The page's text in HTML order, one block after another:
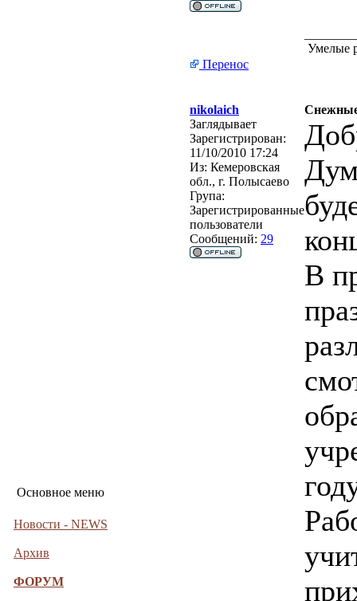
Основное меню
Новости - NEWS
Архив
ФОРУМ
Умелые
Перенос
nikolaich
Заглядывает
Зарегистрирован:
11/10/2010 17:24
Из: Кемеровская
обл., г. Полысаево
Група:
Зарегистрированные
пользователи
Сообщений: 29
В